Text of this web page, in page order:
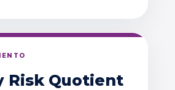
Risk Quotient